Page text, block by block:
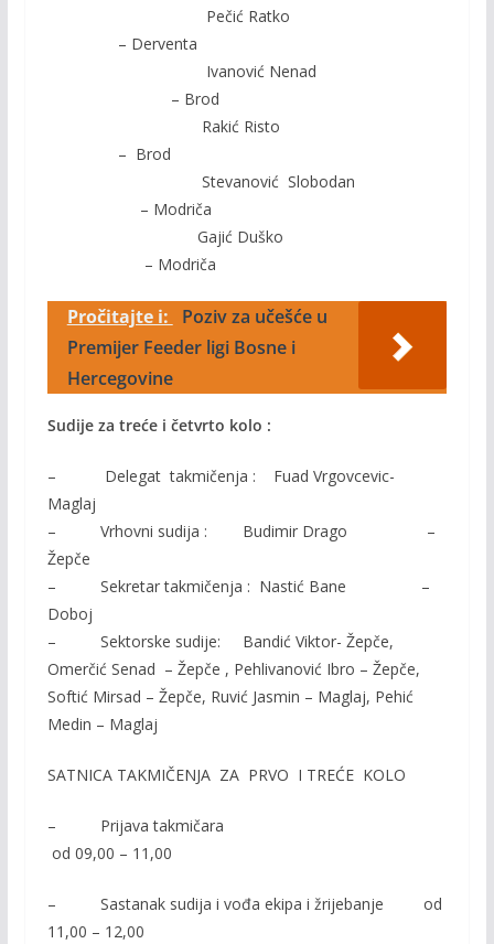
Pečić Ratko
– Derventa
Ivanović Nenad
– Brod
Rakić Risto
– Brod
Stevanović Slobodan
– Modriča
Gajić Duško
– Modriča
Pročitajte i:
Poziv za učešće u
Premijer Feeder ligi Bosne i
Hercegovine
Sudije za treće i četvrto kolo :
– Delegat takmičenja : Fuad Vrgovcevic-
Maglaj
– Vrhovni sudija : Budimir Drago –
Žepče
– Sekretar takmičenja : Nastić Bane –
Doboj
– Sektorske sudije: Bandić Viktor- Žepče,
Omerčić Senad – Žepče , Pehlivanović Ibro – Žepče,
Softić Mirsad – Žepče, Ruvić Jasmin – Maglaj, Pehić
Medin – Maglaj
SATNICA TAKMIČENJA ZA PRVO I TREĆE KOLO
– Prijava takmičara
od 09,00 – 11,00
– Sastanak sudija i vođa ekipa i žrijebanje od
11,00 – 12,00